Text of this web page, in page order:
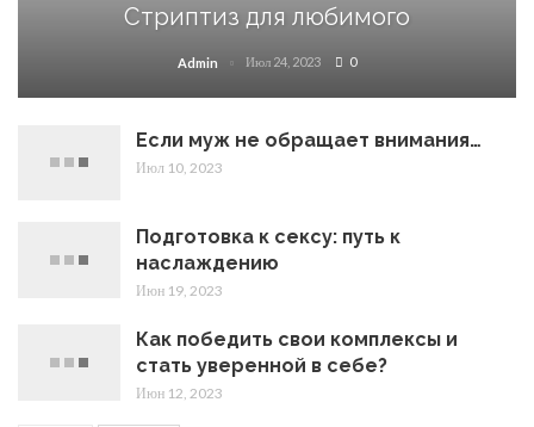
Стриптиз для любимого
Admin Июл 24, 2023 0
Если муж не обращает внимания…
Июл 10, 2023
Подготовка к сексу: путь к
наслаждению
Июн 19, 2023
Как победить свои комплексы и
стать уверенной в себе?
Июн 12, 2023